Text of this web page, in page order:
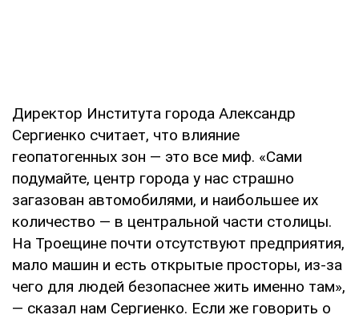
Директор Института города Александр
Сергиенко считает, что влияние
геопатогенных зон — это все миф. «Сами
подумайте, центр города у нас страшно
загазован автомобилями, и наибольшее их
количество — в центральной части столицы.
На Троещине почти отсутствуют предприятия,
мало машин и есть открытые просторы, из-за
чего для людей безопаснее жить именно там»,
— сказал нам Сергиенко. Если же говорить о